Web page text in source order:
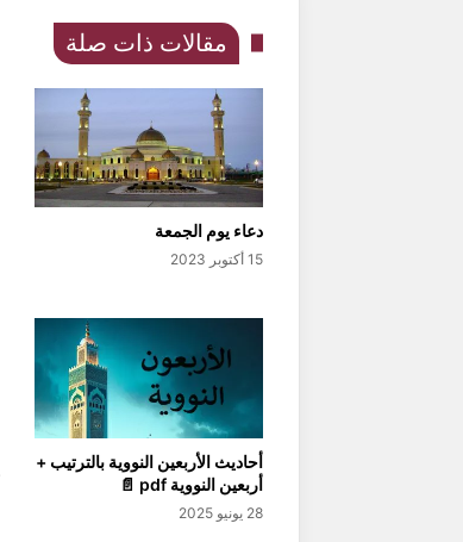
مقالات ذات صلة
دعاء يوم الجمعة
15 أكتوبر 2023
أحاديث الأربعين النووية بالترتيب +
أربعين النووية pdf 📄
28 يونيو 2025